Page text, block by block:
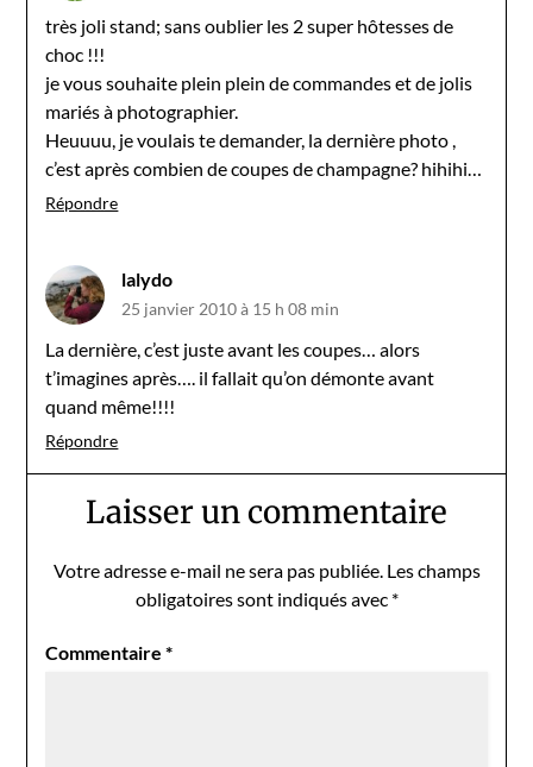
très joli stand; sans oublier les 2 super hôtesses de
choc !!!
je vous souhaite plein plein de commandes et de jolis
mariés à photographier.
Heuuuu, je voulais te demander, la dernière photo ,
c’est après combien de coupes de champagne? hihihi…
Répondre
lalydo
25 janvier 2010 à 15 h 08 min
La dernière, c’est juste avant les coupes… alors
t’imagines après…. il fallait qu’on démonte avant
quand même!!!!
Répondre
Laisser un commentaire
Votre adresse e-mail ne sera pas publiée. Les champs
obligatoires sont indiqués avec *
Commentaire*